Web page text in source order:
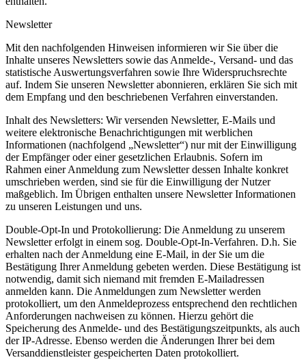
Newsletter
Mit den nachfolgenden Hinweisen informieren wir Sie über die
Inhalte unseres Newsletters sowie das Anmelde-, Versand- und das
statistische Auswertungsverfahren sowie Ihre Widerspruchsrechte
auf. Indem Sie unseren Newsletter abonnieren, erklären Sie sich mit
dem Empfang und den beschriebenen Verfahren einverstanden.
Inhalt des Newsletters: Wir versenden Newsletter, E-Mails und
weitere elektronische Benachrichtigungen mit werblichen
Informationen (nachfolgend „Newsletter“) nur mit der Einwilligung
der Empfänger oder einer gesetzlichen Erlaubnis. Sofern im
Rahmen einer Anmeldung zum Newsletter dessen Inhalte konkret
umschrieben werden, sind sie für die Einwilligung der Nutzer
maßgeblich. Im Übrigen enthalten unsere Newsletter Informationen
zu unseren Leistungen und uns.
Double-Opt-In und Protokollierung: Die Anmeldung zu unserem
Newsletter erfolgt in einem sog. Double-Opt-In-Verfahren. D.h. Sie
erhalten nach der Anmeldung eine E-Mail, in der Sie um die
Bestätigung Ihrer Anmeldung gebeten werden. Diese Bestätigung ist
notwendig, damit sich niemand mit fremden E-Mailadressen
anmelden kann. Die Anmeldungen zum Newsletter werden
protokolliert, um den Anmeldeprozess entsprechend den rechtlichen
Anforderungen nachweisen zu können. Hierzu gehört die
Speicherung des Anmelde- und des Bestätigungszeitpunkts, als auch
der IP-Adresse. Ebenso werden die Änderungen Ihrer bei dem
Versanddienstleister gespeicherten Daten protokolliert.